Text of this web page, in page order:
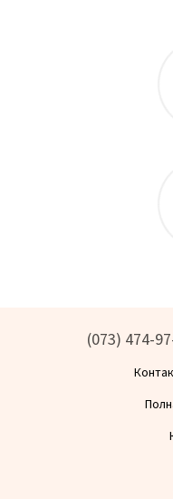
(073) 474-